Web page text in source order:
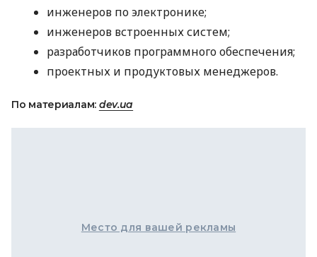
инженеров по электронике;
инженеров встроенных систем;
разработчиков программного обеспечения;
проектных и продуктовых менеджеров.
По материалам: dev.ua
Место для вашей рекламы